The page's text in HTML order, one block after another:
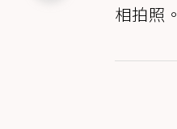
相拍照。